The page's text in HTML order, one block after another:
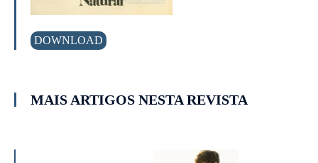
DOWNLOAD
MAIS ARTIGOS NESTA REVISTA